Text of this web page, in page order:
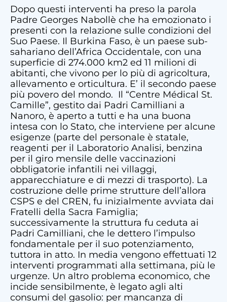
Dopo questi interventi ha preso la parola
Padre Georges Nabollè che ha emozionato i
presenti con la relazione sulle condizioni del
Suo Paese. Il Burkina Faso, è un paese sub-
sahariano dell’Africa Occidentale, con una
superficie di 274.000 km2 ed 11 milioni di
abitanti, che vivono per lo più di agricoltura,
allevamento e orticultura. E’ il secondo paese
più povero del mondo. Il “Centre Médical St.
Camille”, gestito dai Padri Camilliani a
Nanoro, è aperto a tutti e ha una buona
intesa con lo Stato, che interviene per alcune
esigenze (parte del personale è statale,
reagenti per il Laboratorio Analisi, benzina
per il giro mensile delle vaccinazioni
obbligatorie infantili nei villaggi,
apparecchiature e di mezzi di trasporto). La
costruzione delle prime strutture dell’allora
CSPS e del CREN, fu inizialmente avviata dai
Fratelli della Sacra Famiglia;
successivamente la struttura fu ceduta ai
Padri Camilliani, che le dettero l’impulso
fondamentale per il suo potenziamento,
tuttora in atto. In media vengono effettuati 12
interventi programmati alla settimana, più le
urgenze. Un altro problema economico, che
incide sensibilmente, è legato agli alti
consumi del gasolio: per mancanza di